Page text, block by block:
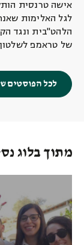
אישה טרנסית
לגל האלימות
הלהט"בית ונגד
של טראמפ לשלטון
לכל הפוסטים
מתוך בלוג